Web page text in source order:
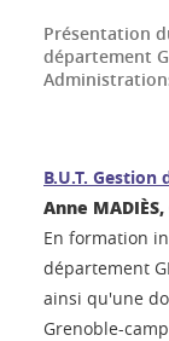
Présentation
département
B.U.T.
Anne
En formation
département
ainsi qu'une
Grenoble-